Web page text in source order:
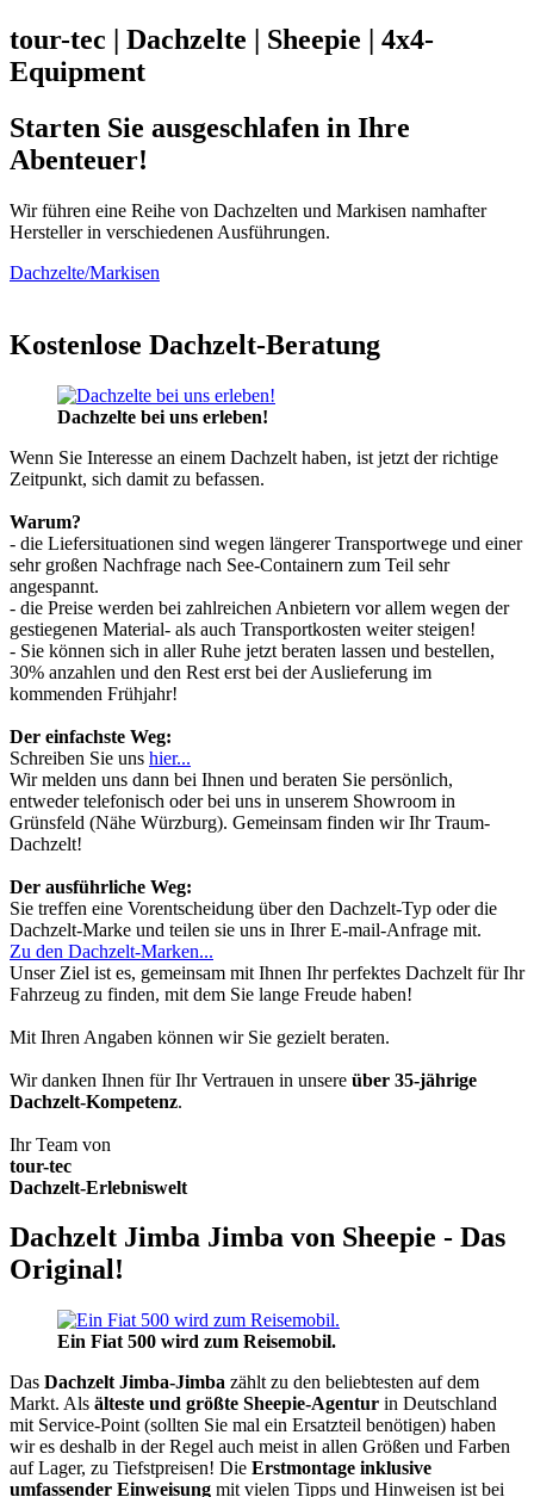
tour-tec | Dachzelte | Sheepie | 4x4-
Equipment
Starten Sie ausgeschlafen in Ihre
Abenteuer!
Wir führen eine Reihe von Dachzelten und Markisen namhafter
Hersteller in verschiedenen Ausführungen.
Dachzelte/Markisen
Kostenlose Dachzelt-Beratung
Dachzelte bei uns erleben!
Wenn Sie Interesse an einem Dachzelt haben, ist jetzt der richtige
Zeitpunkt, sich damit zu befassen.
Warum?
- die Liefersituationen sind wegen längerer Transportwege und einer
sehr großen Nachfrage nach See-Containern zum Teil sehr
angespannt.
- die Preise werden bei zahlreichen Anbietern vor allem wegen der
gestiegenen Material- als auch Transportkosten weiter steigen!
- Sie können sich in aller Ruhe jetzt beraten lassen und bestellen,
30% anzahlen und den Rest erst bei der Auslieferung im
kommenden Frühjahr!
Der einfachste Weg:
Schreiben Sie uns hier...
Wir melden uns dann bei Ihnen und beraten Sie persönlich,
entweder telefonisch oder bei uns in unserem Showroom in
Grünsfeld (Nähe Würzburg). Gemeinsam finden wir Ihr Traum-
Dachzelt!
Der ausführliche Weg:
Sie treffen eine Vorentscheidung über den Dachzelt-Typ oder die
Dachzelt-Marke und teilen sie uns in Ihrer E-mail-Anfrage mit.
Zu den Dachzelt-Marken...
Unser Ziel ist es, gemeinsam mit Ihnen Ihr perfektes Dachzelt für Ihr
Fahrzeug zu finden, mit dem Sie lange Freude haben!
Mit Ihren Angaben können wir Sie gezielt beraten.
Wir danken Ihnen für Ihr Vertrauen in unsere über 35-jährige
Dachzelt-Kompetenz.
Ihr Team von
tour-tec
Dachzelt-Erlebniswelt
Dachzelt Jimba Jimba von Sheepie - Das
Original!
Ein Fiat 500 wird zum Reisemobil.
Das Dachzelt Jimba-Jimba zählt zu den beliebtesten auf dem
Markt. Als älteste und größte Sheepie-Agentur in Deutschland
mit Service-Point (sollten Sie mal ein Ersatzteil benötigen) haben
wir es deshalb in der Regel auch meist in allen Größen und Farben
auf Lager, zu Tiefstpreisen! Die Erstmontage inklusive
umfassender Einweisung mit vielen Tipps und Hinweisen ist bei